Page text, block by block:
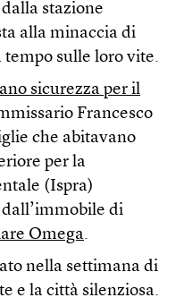
stazione
alla minaccia di
tempo sulle loro vite.
sicurezza per il
Francesco
che abitavano
per la
(Ispra)
di
Omega.
nella settimana di
e la città silenziosa.